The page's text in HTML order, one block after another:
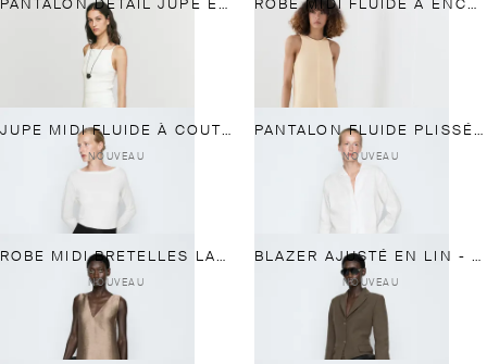
PANTALON DÉTAIL JUPE EN LIN ROBE MIDI FLUIDE À ENCOLURE AMÉRICAINE EN LIN
JUPE MIDI FLUIDE À COUTURES - STUDIO
NOUVEAU
PANTALON FLUIDE PLISSÉ À RAYURES - STUDIO
NOUVEAU
ROBE MIDI BRETELLES LARGES - STUDIO
NOUVEAU
BLAZER AJUSTÉ EN LIN - STUDIO
NOUVEAU